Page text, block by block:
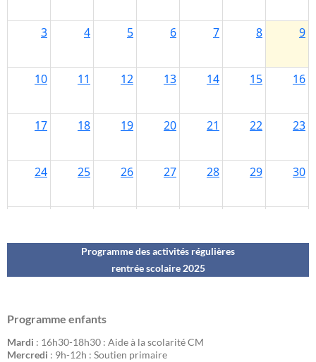
Programme des activités régulières
rentrée scolaire 2025
Programme enfants
Mardi : 16h30-18h30 : Aide à la scolarité CM
Mercredi : 9h-12h : Soutien primaire